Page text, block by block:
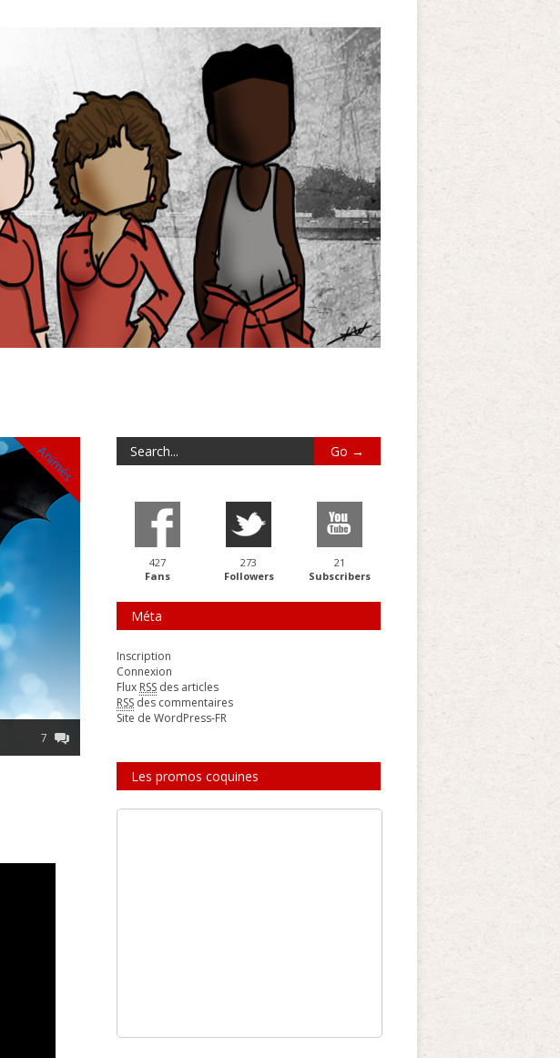
Animés
7
427
Fans
273
Followers
21
Subscribers
Méta
Inscription
Connexion
Flux RSS des articles
RSS des commentaires
Site de WordPress-FR
Les promos coquines